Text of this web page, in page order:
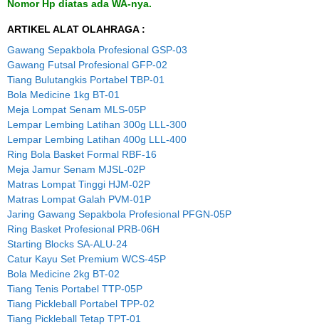
Nomor Hp diatas ada WA-nya.
ARTIKEL ALAT OLAHRAGA :
Gawang Sepakbola Profesional GSP-03
Gawang Futsal Profesional GFP-02
Tiang Bulutangkis Portabel TBP-01
Bola Medicine 1kg BT-01
Meja Lompat Senam MLS-05P
Lempar Lembing Latihan 300g LLL-300
Lempar Lembing Latihan 400g LLL-400
Ring Bola Basket Formal RBF-16
Meja Jamur Senam MJSL-02P
Matras Lompat Tinggi HJM-02P
Matras Lompat Galah PVM-01P
Jaring Gawang Sepakbola Profesional PFGN-05P
Ring Basket Profesional PRB-06H
Starting Blocks SA-ALU-24
Catur Kayu Set Premium WCS-45P
Bola Medicine 2kg BT-02
Tiang Tenis Portabel TTP-05P
Tiang Pickleball Portabel TPP-02
Tiang Pickleball Tetap TPT-01